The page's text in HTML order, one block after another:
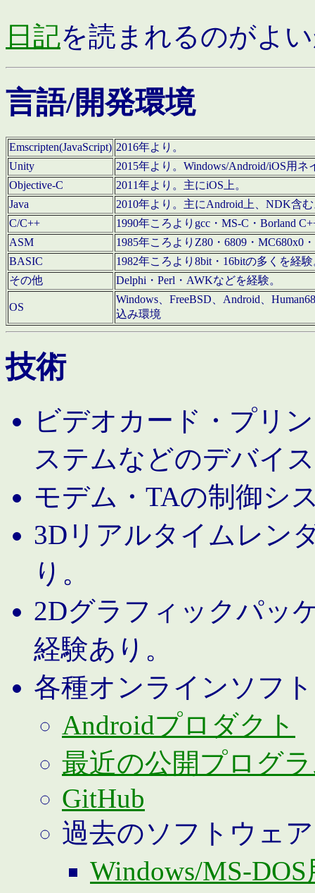
日記を読まれるのがよ
言語/開発環境
Emscripten(JavaScript) 2016年より。
Unity
2015年より。Windows/Android/iOS用
Objective-C
2011年より。主にiOS上。
Java
2010年より。主にAndroid上、NDK含
C/C++
1990年ころよりgcc・MS-C・Borland
ASM
1985年ころよりZ80・6809・MC680x0
BASIC
1982年ころより8bit・16bitの多くを経
その他
Delphi・Perl・AWKなどを経験。
OS
Windows、FreeBSD、Android、
込み環境
技術
ビデオカード・プリ
ステムなどのデバイ
モデム・TAの制御シ
3Dリアルタイムレン
り。
2Dグラフィックパッ
経験あり。
各種オンラインソフ
Androidプロダクト
最近の公開プログ
GitHub
過去のソフトウェア
Windows/MS-DOS